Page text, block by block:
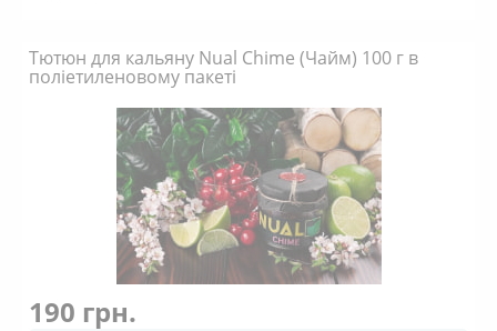
Тютюн для кальяну Nual Chime (Чайм) 100 г в
поліетиленовому пакеті
190 грн.